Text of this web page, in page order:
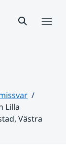
Lilla
Västra